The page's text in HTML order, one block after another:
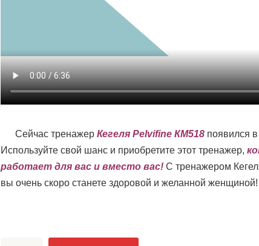
Сейчас тренажерКегеля Pelvifine КМ518 появился
Используйте свой шанс и приобретите этот тренажер,
работает для вас и вместо вас! С тренажером
вы очень скоро станете здоровой и желанной женщиной!